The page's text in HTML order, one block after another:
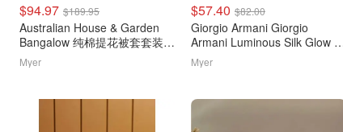
$94.97 $189.95
Australian House & Garden
Bangalow 纯棉提花被套套装
橄榄绿
Myer
$57.40 $82.00
Giorgio Armani Giorgio
Armani Luminous Silk Glow
红
Myer